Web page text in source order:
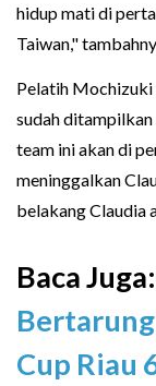
hidup mati di
Taiwan,"
Pelatih Mochizuki
sudah
team ini akan di
meninggalkan
belakang Claudia
Baca Juga:
Cup Riau